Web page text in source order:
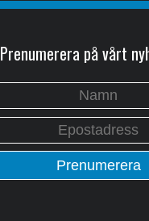
Prenumerera på vårt